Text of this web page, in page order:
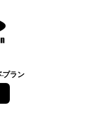
プラン